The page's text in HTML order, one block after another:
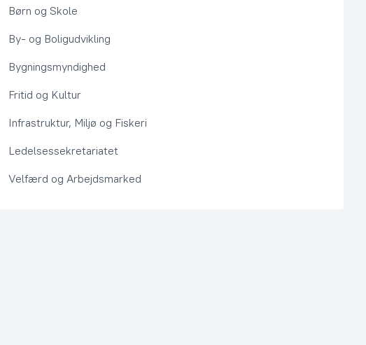
Børn og Skole
By- og Boligudvikling
Bygningsmyndighed
Fritid og Kultur
Infrastruktur, Miljø og Fiskeri
Ledelsessekretariatet
Velfærd og Arbejdsmarked